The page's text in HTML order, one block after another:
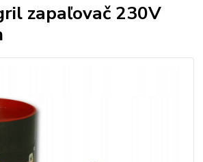
zapaľovač 230V